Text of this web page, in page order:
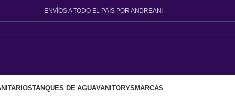
ENVÍOS A TODO EL PAÍS POR ANDREANI
TANQUES DE AGUAVANITORYS MARCAS